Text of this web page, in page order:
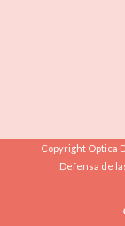
Copyright Optica
Defensa de